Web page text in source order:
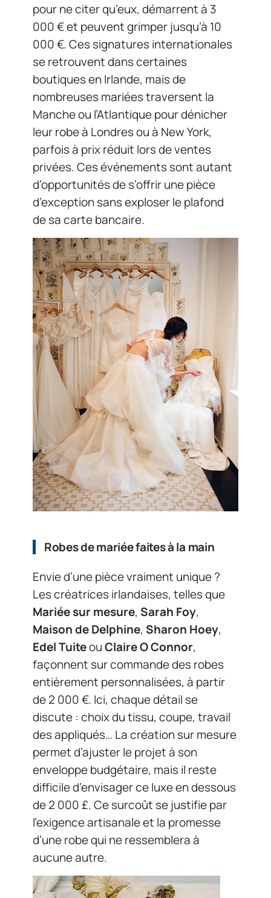
pour ne citer qu’eux, démarrent à 3
000 € et peuvent grimper jusqu’à 10
000 €. Ces signatures internationales
se retrouvent dans certaines
boutiques en Irlande, mais de
nombreuses mariées traversent la
Manche ou l’Atlantique pour dénicher
leur robe à Londres ou à New York,
parfois à prix réduit lors de ventes
privées. Ces événements sont autant
d’opportunités de s’offrir une pièce
d’exception sans exploser le plafond
de sa carte bancaire.
Robes de mariée faites à la main
Envie d’une pièce vraiment unique ?
Les créatrices irlandaises, telles que
Mariée sur mesure, Sarah Foy,
Maison de Delphine, Sharon Hoey,
Edel TuiteouClaire O Connor,
façonnent sur commande des robes
entièrement personnalisées, à partir
de 2 000 €. Ici, chaque détail se
discute : choix du tissu, coupe, travail
des appliqués… La création sur mesure
permet d’ajuster le projet à son
enveloppe budgétaire, mais il reste
difficile d’envisager ce luxe en dessous
de 2 000 £. Ce surcoût se justifie par
l’exigence artisanale et la promesse
d’une robe qui ne ressemblera à
aucune autre.